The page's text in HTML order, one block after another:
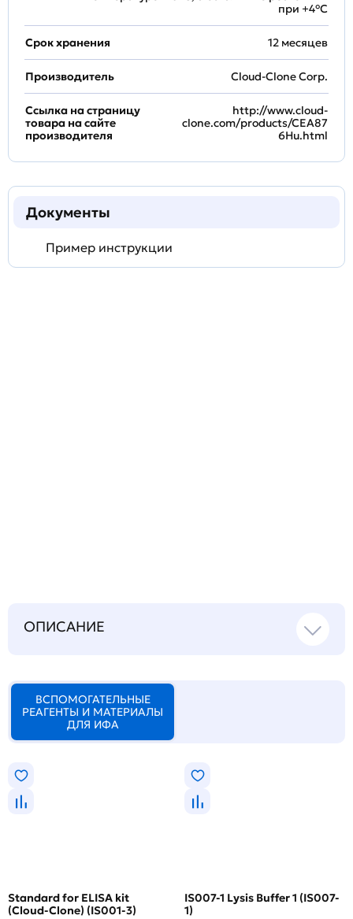
при +4°С
Срок хранения 12 месяцев
Производитель Cloud-Clone Corp.
Ссылка на страницу
товара на сайте
производителя
http://www.cloud-
clone.com/products/CEA87
6Hu.html
Документы
Пример инструкции
ОПИСАНИЕ
ВСПОМОГАТЕЛЬНЫЕ
РЕАГЕНТЫ И МАТЕРИАЛЫ
ДЛЯ ИФА
Standard for ELISA kit
(Cloud-Clone) (IS001-3)
IS007-1 Lysis Buffer 1 (IS007-
1)